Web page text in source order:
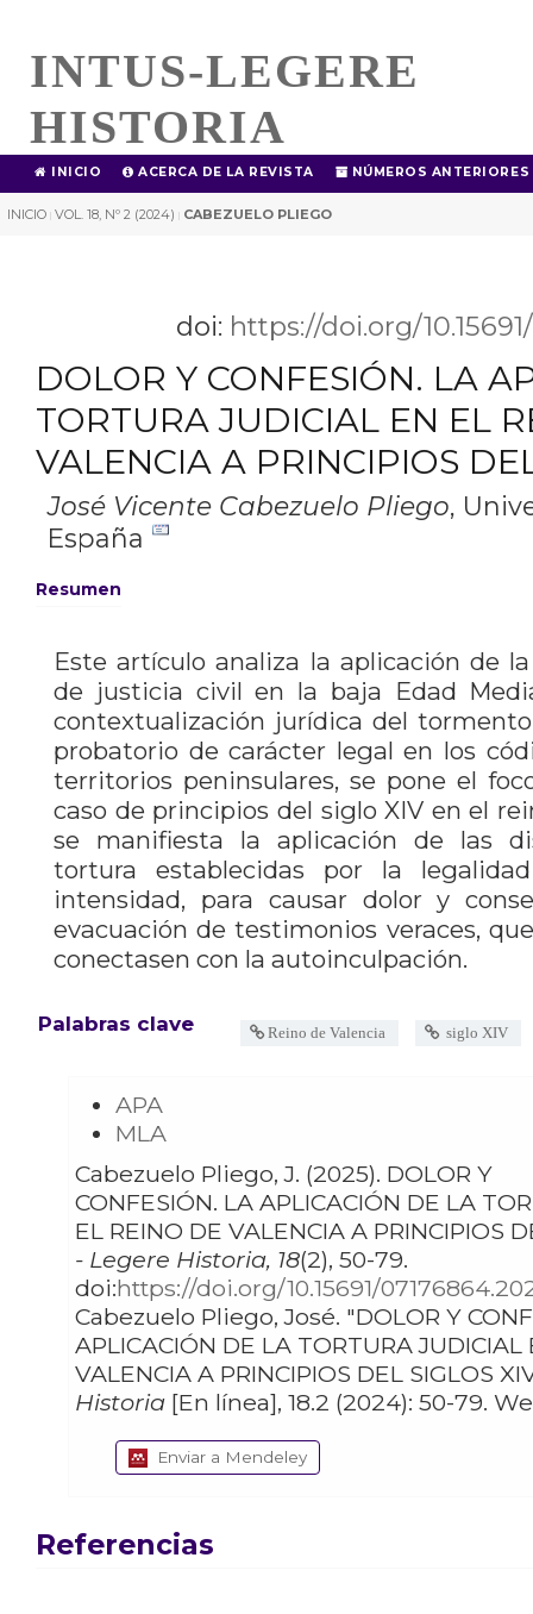
INTUS-LEGERE
HISTORIA
INICIO ACERCA DE LA REVISTA NÚMEROS ANTERIORES
INICIO | VOL. 18, Nº 2 (2024) | CABEZUELO PLIEGO
doi: https://doi.org/
DOLOR Y CONFESIÓN. LA
TORTURA JUDICIAL EN EL
VALENCIA A PRINCIPIOS
José Vicente Cabezuelo Pliego,
España
Resumen
Este artículo analiza la aplicación de
de justicia civil en la baja Edad
contextualización jurídica del
probatorio de carácter legal en los
territorios peninsulares, se pone el
caso de principios del siglo XIV en el
se manifiesta la aplicación de las
tortura establecidas por la
intensidad, para causar dolor y
evacuación de testimonios veraces,
conectasen con la autoinculpación.
Palabras clave Reino de Valencia siglo XIV
APA
MLA
Cabezuelo Pliego, J. (2025). DOLOR Y
CONFESIÓN. LA APLICACIÓN DE LA TORTURA JUDICIAL EN
EL REINO DE VALENCIA A PRINCIPIOS
- Legere Historia, 18(2), 50-79.
doi:https://doi.org/10.15691/
Cabezuelo Pliego, José. "DOLOR Y CONFESIÓN. LA
APLICACIÓN DE LA TORTURA JUDICIAL
VALENCIA A PRINCIPIOS DEL SIGLOS
Historia
Enviar a Mendeley
Referencias